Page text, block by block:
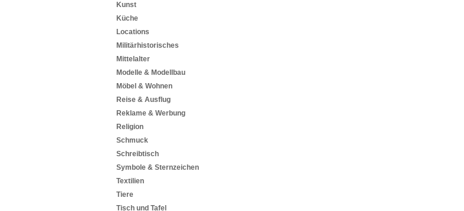
Kunst
Küche
Locations
Militärhistorisches
Mittelalter
Modelle & Modellbau
Möbel & Wohnen
Reise & Ausflug
Reklame & Werbung
Religion
Schmuck
Schreibtisch
Symbole & Sternzeichen
Textilien
Tiere
Tisch und Tafel